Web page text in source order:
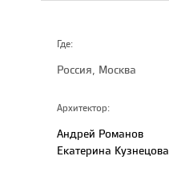
Где:
Россия, Москва
Архитектор:
Андрей Романов
Екатерина Кузнецова